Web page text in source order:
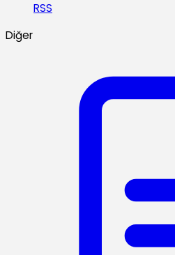
RSS
Diğer